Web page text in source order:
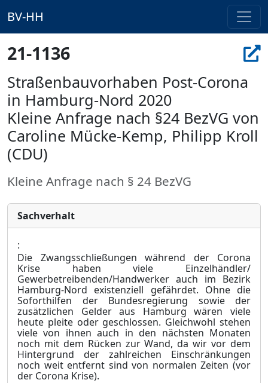
BV-HH
21-1136
Straßenbauvorhaben Post-Corona
in Hamburg-Nord 2020
Kleine Anfrage nach §24 BezVG von
Caroline Mücke-Kemp, Philipp Kroll
(CDU)
Kleine Anfrage nach § 24 BezVG
Sachverhalt
:
Die Zwangsschließungen während der Corona
Krise haben viele Einzelhändler/
Gewerbetreibenden/Handwerker auch im Bezirk
Hamburg-Nord existenziell gefährdet. Ohne die
Soforthilfen der Bundesregierung sowie der
zusätzlichen Gelder aus Hamburg wären viele
heute pleite oder geschlossen. Gleichwohl stehen
viele von ihnen auch in den nächsten Monaten
noch mit dem Rücken zur Wand, da wir vor dem
Hintergrund der zahlreichen Einschränkungen
noch weit entfernt sind von normalen Zeiten (vor
der Corona Krise).